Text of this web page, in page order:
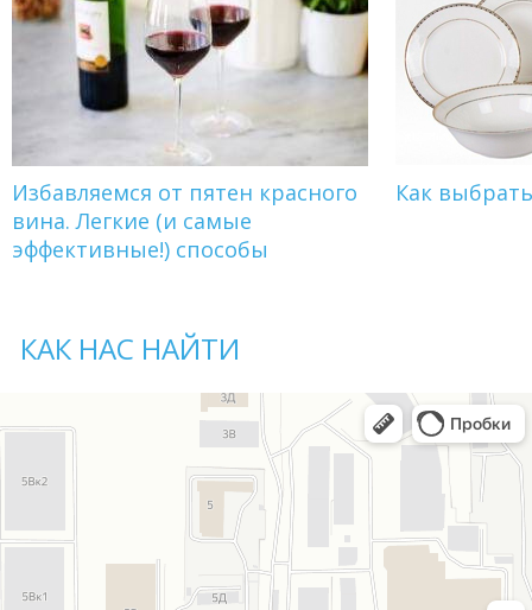
Избавляемся от пятен красного
вина. Легкие (и самые
эффективные!) способы
Как
КАК НАС НАЙТИ